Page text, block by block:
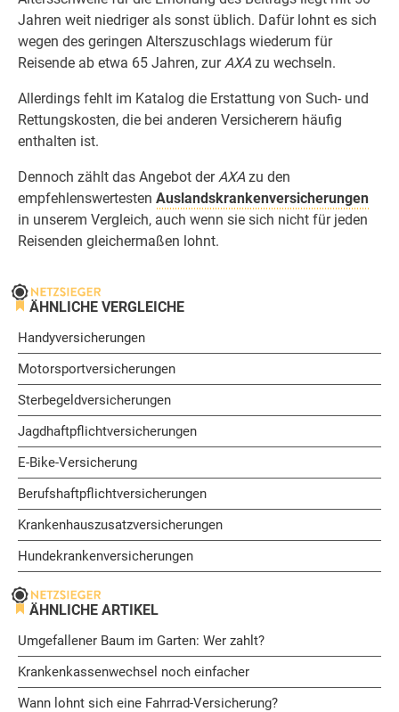
Jahren weit niedriger als sonst üblich. Dafür lohnt es sich
wegen des geringen Alterszuschlags wiederum für
Reisende ab etwa 65 Jahren, zur AXA zu wechseln.
Allerdings fehlt im Katalog die Erstattung von Such- und
Rettungskosten, die bei anderen Versicherern häufig
enthalten ist.
Dennoch zählt das Angebot der AXA zu den
empfehlenswertesten Auslandskrankenversicherungen
in unserem Vergleich, auch wenn sie sich nicht für jeden
Reisenden gleichermaßen lohnt.
ÄHNLICHE VERGLEICHE
Handyversicherungen
Motorsportversicherungen
Sterbegeldversicherungen
Jagdhaftpflichtversicherungen
E-Bike-Versicherung
Berufshaftpflichtversicherungen
Krankenhauszusatzversicherungen
Hundekrankenversicherungen
ÄHNLICHE ARTIKEL
Umgefallener Baum im Garten: Wer zahlt?
Krankenkassenwechsel noch einfacher
Wann lohnt sich eine Fahrrad-Versicherung?